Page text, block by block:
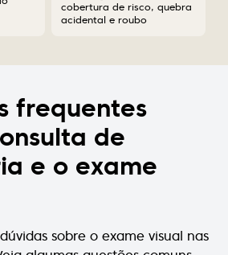
cobertura de risco, quebra
acidental e roubo
frequentes
de
e o exame
sobre o exame visual nas